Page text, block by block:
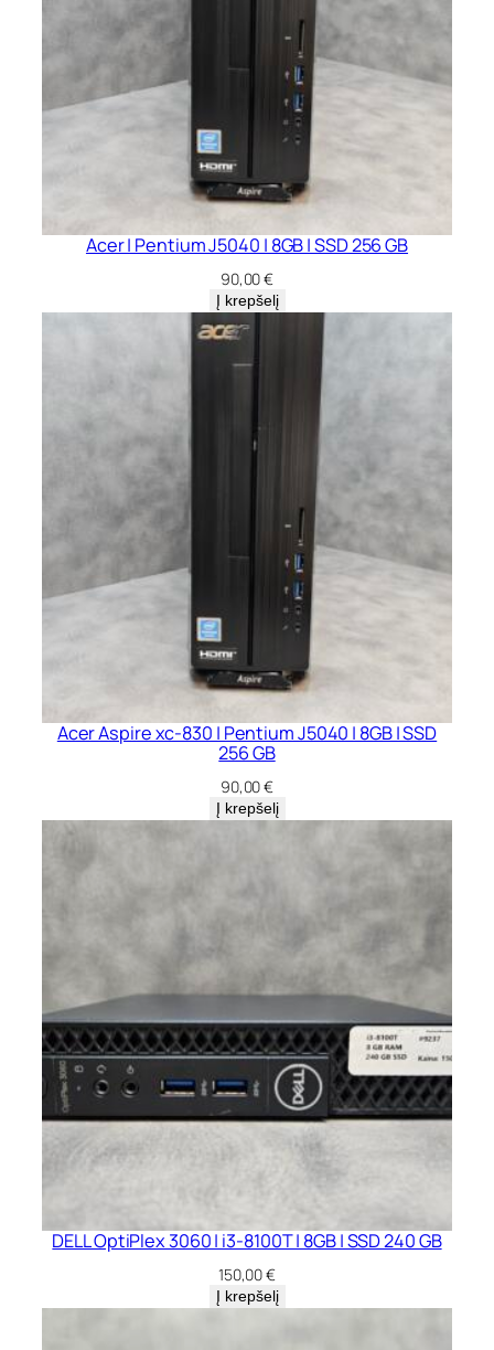
Acer | Pentium J5040 | 8GB | SSD 256 GB
90,00€
Į krepšelį
Acer Aspire xc-830 | Pentium J5040 | 8GB | SSD
256 GB
90,00€
Į krepšelį
DELL OptiPlex 3060 | i3-8100T | 8GB | SSD 240 GB
150,00€
Į krepšelį